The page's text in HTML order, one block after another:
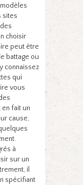
sites
choisir
peut être
battage ou
connaissez
qui
vous
fait un
cause,
à
sur un
il
spécifiant